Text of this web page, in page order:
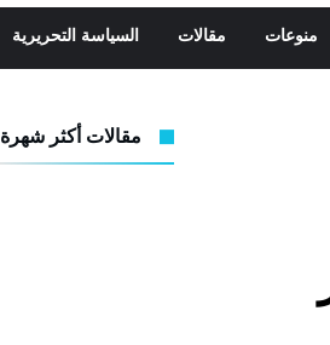
منوعات مقالات السياسة التحريرية
مقالات أكثر شهرة